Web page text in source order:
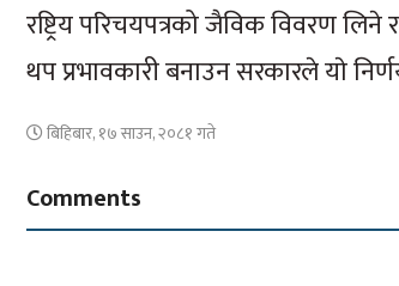
रष्ट्रिय परिचयपत्रको जैविक विवरण
थप प्रभावकारी बनाउन सरकारले याे
बिहिबार, १७ साउन, २०८१ गते
Comments